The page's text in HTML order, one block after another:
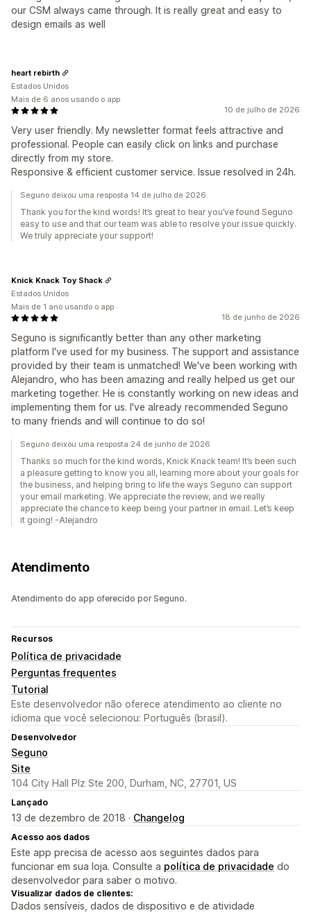
our CSM always came through. It is really great and easy to
design emails as well
10 de julho de 2026
Very user friendly. My newsletter format feels attractive and
professional. People can easily click on links and purchase
directly from my store.
Responsive & efficient customer service. Issue resolved in 24h.
heart rebirth
Estados Unidos
Mais de 6 anos usando o app
Seguno deixou uma resposta 14 de julho de 2026
Thank you for the kind words! It’s great to hear you’ve found Seguno
easy to use and that our team was able to resolve your issue quickly.
We truly appreciate your support!
18 de junho de 2026
Seguno is significantly better than any other marketing
platform I've used for my business. The support and assistance
provided by their team is unmatched! We've been working with
Alejandro, who has been amazing and really helped us get our
marketing together. He is constantly working on new ideas and
implementing them for us. I've already recommended Seguno
to many friends and will continue to do so!
Knick Knack Toy Shack
Estados Unidos
Mais de 1 ano usando o app
Seguno deixou uma resposta 24 de junho de 2026
Thanks so much for the kind words, Knick Knack team! It’s been such
a pleasure getting to know you all, learning more about your goals for
the business, and helping bring to life the ways Seguno can support
your email marketing. We appreciate the review, and we really
appreciate the chance to keep being your partner in email. Let’s keep
it going! -Alejandro
Atendimento
Atendimento do app oferecido por Seguno.
Recursos
Política de privacidade
Perguntas frequentes
Tutorial
Este desenvolvedor não oferece atendimento ao cliente no
idioma que você selecionou: Português (brasil).
Desenvolvedor
Seguno
Site
104 City Hall Plz Ste 200, Durham, NC, 27701, US
Lançado
13 de dezembro de 2018 · Changelog
Acesso aos dados
Este app precisa de acesso aos seguintes dados para
funcionar em sua loja. Consulte a política de privacidade do
desenvolvedor para saber o motivo.
Visualizar dados de clientes:
Dados sensíveis, dados de dispositivo e de atividade